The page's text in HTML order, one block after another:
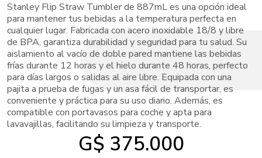
Stanley Flip Straw Tumbler de 887mL es una opción ideal
para mantener tus bebidas a la temperatura perfecta en
cualquier lugar. Fabricada con acero inoxidable 18/8 y libre
de BPA, garantiza durabilidad y seguridad para tu salud. Su
aislamiento al vacío de doble pared mantiene las bebidas
frías durante 12 horas y el hielo durante 48 horas, perfecto
para días largos o salidas al aire libre. Equipada con una
pajita a prueba de fugas y un asa fácil de transportar, es
conveniente y práctica para su uso diario. Además, es
compatible con portavasos para coche y apta para
lavavajillas, facilitando su limpieza y transporte.
G$ 375.000